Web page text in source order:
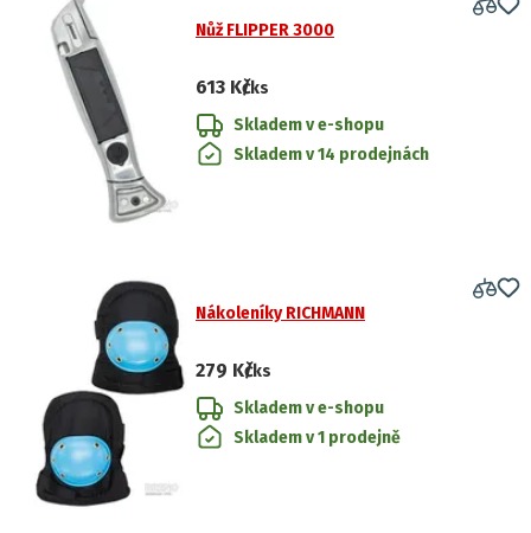
Nůž FLIPPER 3000
613 Kč/ks
Skladem v e-shopu
Skladem v 14 prodejnách
Nákoleníky RICHMANN
279 Kč/ks
Skladem v e-shopu
Skladem v 1 prodejně